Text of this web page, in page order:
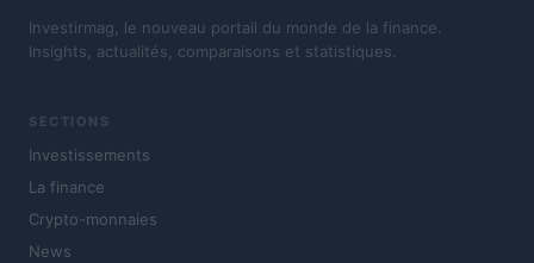
Investirmag, le nouveau portail du monde de la finance.
Insights, actualités, comparaisons et statistiques.
SECTIONS
Investissements
La finance
Crypto-monnaies
News